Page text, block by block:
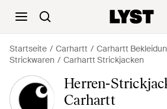
Startseite Carhartt Carhartt
Strickwaren
Carhartt Strickjacken
Herren-
Carhartt